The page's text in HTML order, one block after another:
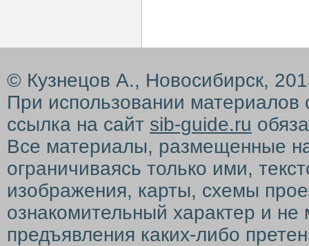
© Кузнецов А., Новосибирск,
При использовании материалов
ссылка на сайт sib-guide.ru
Все материалы, размещенные
ограничиваясь только ими,
изображения, карты, схемы
ознакомительный характер и
предъявления каких-либо